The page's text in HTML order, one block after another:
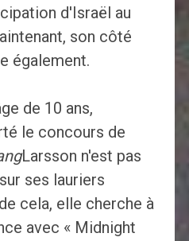
d'Israël au
son côté
également.
de 10 ans,
le concours de
Larsson n'est pas
ses lauriers
cela, elle cherche à
avec « Midnight